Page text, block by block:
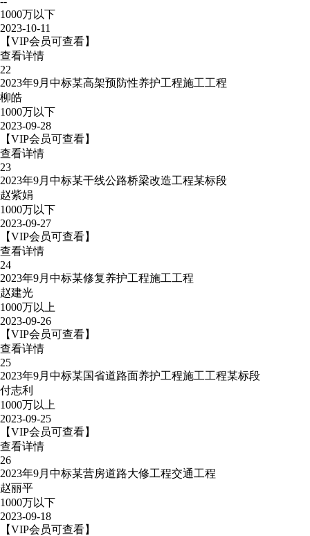
1000万以下
2023-10-11
【VIP会员可查看】
查看详情
22
2023年9月中标某高架预防性养护工程施工工程
柳皓
1000万以下
2023-09-28
【VIP会员可查看】
查看详情
23
2023年9月中标某干线公路桥梁改造工程某标段
赵紫娟
1000万以下
2023-09-27
【VIP会员可查看】
查看详情
24
2023年9月中标某修复养护工程施工工程
赵建光
1000万以上
2023-09-26
【VIP会员可查看】
查看详情
25
2023年9月中标某国省道路面养护工程施工工程某标段
付志利
1000万以上
2023-09-25
【VIP会员可查看】
查看详情
26
2023年9月中标某营房道路大修工程交通工程
赵丽平
1000万以下
2023-09-18
【VIP会员可查看】